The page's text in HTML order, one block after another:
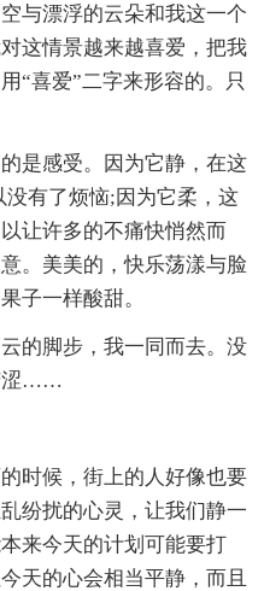
与漂浮的云朵和我这一个
这情景越来越喜爱，把我
“喜爱”二字来形容的。只
是感受。因为它静，在这
有了烦恼;因为它柔，这
让许多的不痛快悄然而
。美美的，快乐荡漾与脸
子一样酸甜。
的脚步，我一同而去。没
涩……
时候，街上的人好像也要
纷扰的心灵，让我们静一
来今天的计划可能要打
天的心会相当平静，而且